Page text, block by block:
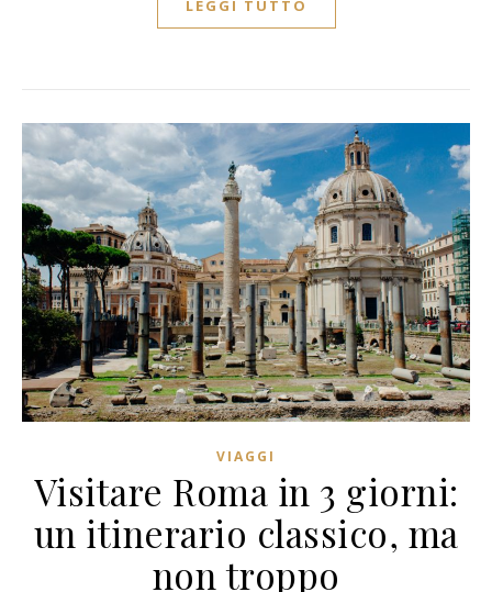
LEGGI TUTTO
VIAGGI
Visitare Roma in 3 giorni:
un itinerario classico, ma
non troppo